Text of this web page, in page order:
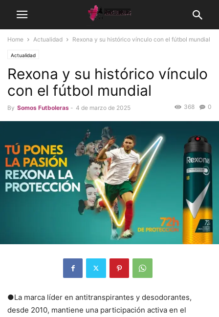
Home Actualidad Rexona y su histórico vínculo con el fútbol mundial
Actualidad
Rexona y su histórico vínculo
con el fútbol mundial
By Somos Futboleras - 4 de marzo de 2025 0
368
●La marca líder en antitranspirantes y desodorantes,
desde 2010, mantiene una participación activa en el